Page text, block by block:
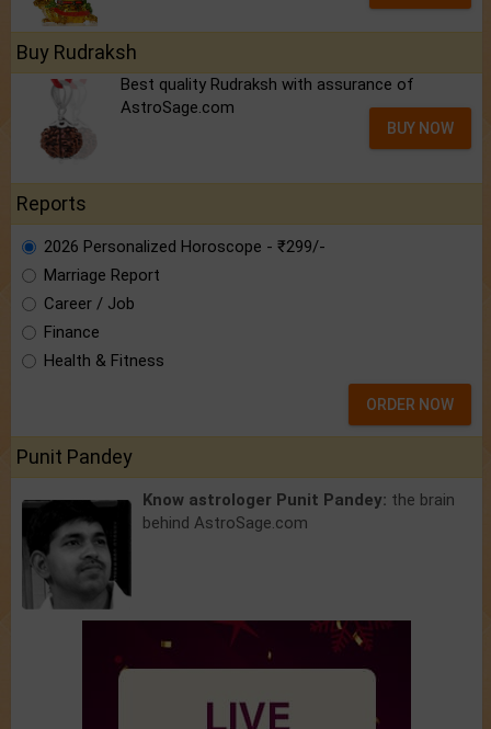
Buy Rudraksh
Best quality Rudraksh with assurance of
AstroSage.com
BUY NOW
Reports
2026 Personalized Horoscope - ₹299/-
Marriage Report
Career / Job
Finance
Health & Fitness
ORDER NOW
Punit Pandey
Know astrologer Punit Pandey: the brain
behind AstroSage.com